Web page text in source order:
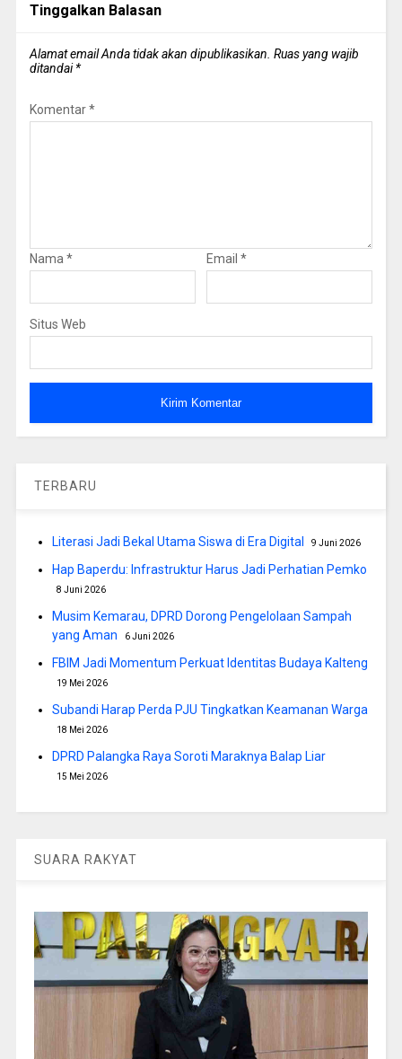
Tinggalkan Balasan
Alamat email Anda tidak akan dipublikasikan. Ruas yang wajib
ditandai*
Komentar*
Nama * Email *
Situs Web
TERBARU
Literasi Jadi Bekal Utama Siswa di Era Digital 9 Juni 2026
Hap Baperdu: Infrastruktur Harus Jadi Perhatian Pemko
8 Juni 2026
Musim Kemarau, DPRD Dorong Pengelolaan Sampah
yang Aman
6 Juni 2026
FBIM Jadi Momentum Perkuat Identitas Budaya Kalteng
19 Mei 2026
Subandi Harap Perda PJU Tingkatkan Keamanan Warga
18 Mei 2026
DPRD Palangka Raya Soroti Maraknya Balap Liar
15 Mei 2026
SUARA RAKYAT